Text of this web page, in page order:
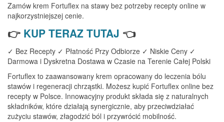
Zamów krem Fortuflex na stawy bez potrzeby recepty online w
najkorzystniejszej cenie.
👉 KUP TERAZ TUTAJ 👈
✓ Bez Recepty ✓ Płatność Przy Odbiorze ✓ Niskie Ceny ✓
Darmowa i Dyskretna Dostawa w Czasie na Terenie Całej Polski
Fortuflex to zaawansowany krem opracowany do leczenia bólu
stawów i regeneracji chrząstki. Możesz kupić Fortuflex online bez
recepty w Polsce. Innowacyjny produkt składa się z naturalnych
składników, które działają synergicznie, aby przeciwdziałać
zużyciu stawów, złagodzić ból i przywrócić mobilność.